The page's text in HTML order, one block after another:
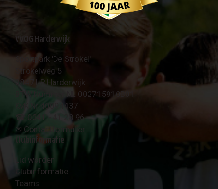
VVOG Harderwijk
Sportpark 'De Strokel'
Strokelweg 5
3847 LR Harderwijk
BTW Nummer NL 002715910B01
KvK Nr 40094437
☎︎ 0341 - 41 28 96
✉︎ Contactformulier
Clubinformatie
Lid worden
Clubinformatie
Teams